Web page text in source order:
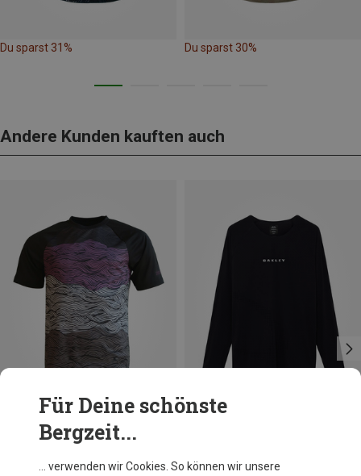
Du sparst 31% Du sparst 30%
Andere Kunden kauften auch
Du sparst 18%
Für Deine schönste
Bergzeit...
… verwenden wir Cookies. So können wir unsere